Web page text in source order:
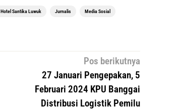
Hotel Santika Luwuk Jurnalis Media Sosial
Pos berikutnya
27 Januari Pengepakan, 5
Februari 2024 KPU Banggai
Distribusi Logistik Pemilu